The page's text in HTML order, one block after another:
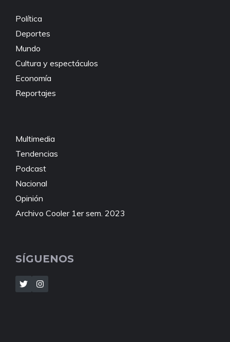
Política
Deportes
Mundo
Cultura y espectáculos
Economía
Reportajes
Multimedia
Tendencias
Podcast
Nacional
Opinión
Archivo Cooler 1er sem. 2023
SÍGUENOS